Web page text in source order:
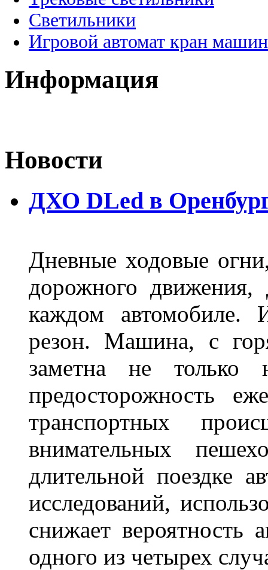
Светильники
Игровой автомат кран
Информация
Новости
ДХО DLed в
Дневные ходовые
дорожного
каждом автомобиле.
резон. Машина, с
заметна не
предосторожность
транспортных
внимательных
длительной поездке
исследований,
снижает вероятность
одного из четырех